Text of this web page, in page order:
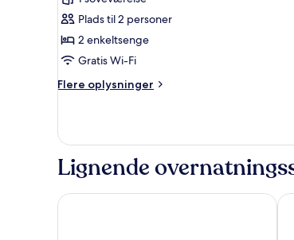
med
2
enkeltsenge
(Maisonette)
Plads til 2 personer
2 enkeltsenge
Gratis Wi-Fi
Flere oplysninger
Flere
med
enkeltsenge
Lignende
Mustard Hotel Shimokitazawa